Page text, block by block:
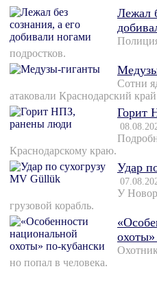
Лежал
подростков.
Сотни
атаковали Краснодарский
Горит
Краснодарскому краю.
Удар
У
грузовой корабль.
но попал в человека.